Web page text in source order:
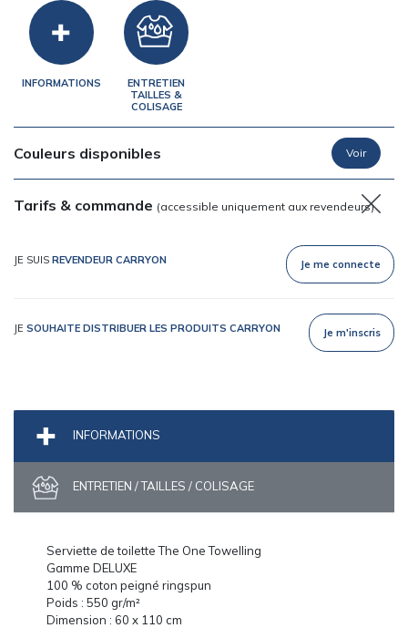
INFORMATIONS
ENTRETIEN
TAILLES &
COLISAGE
Couleurs disponibles
Tarifs & commande (accessible uniquement aux revendeurs)
JE SUIS REVENDEUR CARRYON Je me connecte
JE SOUHAITE DISTRIBUER LES PRODUITS CARRYON Je m'inscris
INFORMATIONS
ENTRETIEN / TAILLES / COLISAGE
Serviette de toilette The One Towelling
Gamme DELUXE
100 % coton peigné ringspun
Poids : 550 gr/m²
Dimension : 60 x 110 cm